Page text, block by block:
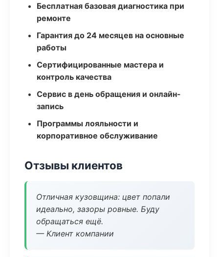
Бесплатная базовая диагностика при
ремонте
Гарантия до 24 месяцев на основные
работы
Сертифицированные мастера и
контроль качества
Сервис в день обращения и онлайн-
запись
Программы лояльности и
корпоративное обслуживание
Отзывы клиентов
Отличная кузовщина: цвет попали
идеально, зазоры ровные. Буду
обращаться ещё.
— Клиент компании